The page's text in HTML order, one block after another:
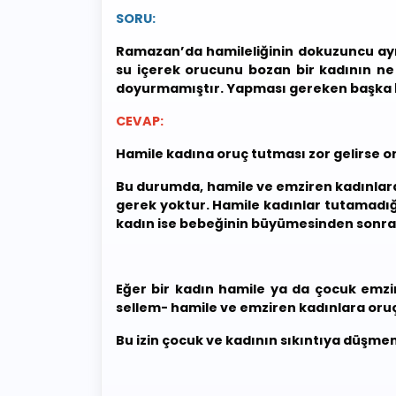
SORU:
Ramazan’da hamileliğinin dokuzuncu
su içerek orucunu bozan bir kadının
doyurmamıştır. Yapması gereken başka
CEVAP:
Hamile kadına oruç tutması zor gelirse
Bu durumda, hamile ve emziren
gerek yoktur. Hamile kadınlar
kadın ise bebeğinin büyümesinden
Eğer bir kadın hamile ya da çocuk
sellem- hamile ve emziren kadınlara
Bu izin çocuk ve kadının sıkıntıya